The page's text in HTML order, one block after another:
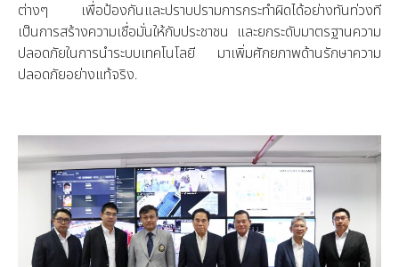
ต่างๆ เพื่อป้องกันและปราบปรามการกระทำผิดได้อย่างทันท่วงที
เป็นการสร้างความเชื่อมั่นให้กับประชาชน และยกระดับมาตรฐานความ
ปลอดภัยในการนำระบบเทคโนโลยี มาเพิ่มศักยภาพด้านรักษาความ
ปลอดภัยอย่างแท้จริง.